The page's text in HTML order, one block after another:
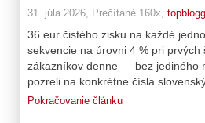
31. júla 2026, Prečítané 160x,
36 eur čistého zisku na každé
sekvencie na úrovni 4 % pri
zákazníkov denne — bez jediného
pozreli na konkrétne čísla
Pokračovanie článku